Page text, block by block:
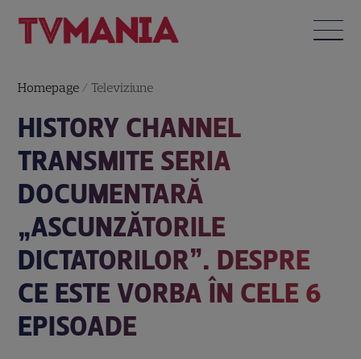
Homepage / Televiziune
HISTORY CHANNEL
TRANSMITE SERIA
DOCUMENTARĂ
„ASCUNZĂTORILE
DICTATORILOR”. DESPRE
CE ESTE VORBA ÎN CELE 6
EPISOADE